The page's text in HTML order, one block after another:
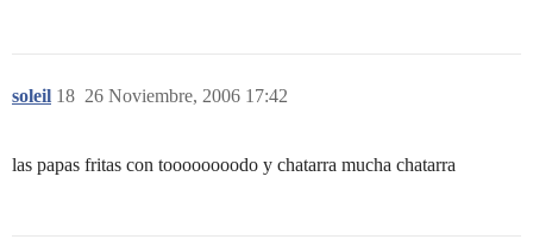
soleil 26 Noviembre, 2006 17:42
18
las papas fritas con toooooooodo y chatarra mucha chatarra